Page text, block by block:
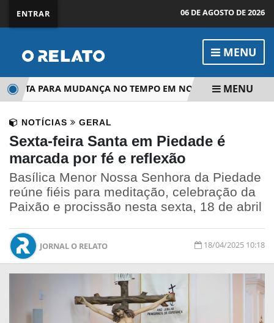
ENTRAR 06 DE AGOSTO DE 2026
MENU
PARA MUDANÇA NO TEMPO EM NO ESTADO DE SP
MENU
NOTÍCIAS GERAL
Sexta-feira Santa em Piedade é
marcada por fé e reflexão
Basílica Menor Nossa Senhora da Piedade
reúne fiéis para meditação, celebração da
Paixão e procissão nesta sexta, 18 de abril
JORNAL O RELATO 18/04/2025 10:18